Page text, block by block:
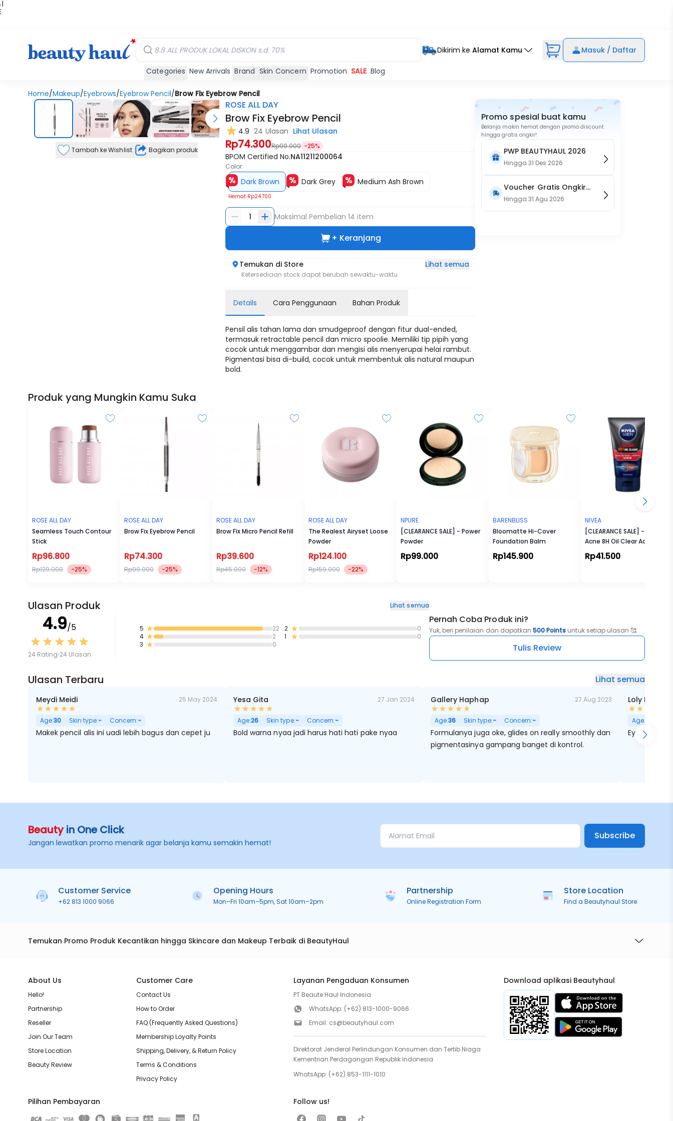
|
Dikirim ke Alamat Kamu Masuk / Daftar
Categories New Arrivals Brand Skin Concern Promotion SALE Blog
Home/Makeup/Eyebrows/Eyebrow Pencil/Brow Fix Eyebrow Pencil
Tambah ke Wishlist Bagikan produk
ROSE ALL DAY
Brow Fix Eyebrow Pencil
4.9 24 Ulasan Lihat Ulasan
Rp74.300Rp99.000 -25%
BPOM Certified No.NA11211200064
Color:
Dark Brown
Hemat Rp24.700
Dark Grey Medium Ash Brown
1 Maksimal Pembelian14 item
+ Keranjang
Temukan di Store Lihat semua
Ketersediaan stock dapat berubah sewaktu-waktu
Details Cara Penggunaan Bahan Produk
Pensil alis tahan lama dan smudgeproof dengan fitur dual-ended,
termasuk retractable pencil dan micro spoolie. Memiliki tip pipih yang
cocok untuk menggambar dan mengisi alis menyerupai helai rambut.
Pigmentasi bisa di-build, cocok untuk membentuk alis natural maupun
bold.
Promo spesial buat kamu
Belanja makin hemat dengan promo discount
hingga gratis ongkir!
PWP BEAUTYHAUL 2026
Hingga31 Des 2026
Voucher Gratis Ongkir
15RB (Only on Website)
Hingga31 Agu 2026
Produk yang Mungkin Kamu Suka
ROSE ALL DAY
Seamless Touch Contour
Stick
Rp96.800
Rp129.000 -25%
ROSE ALL DAY
Brow Fix Eyebrow Pencil
Rp74.300
Rp99.000 -25%
ROSE ALL DAY
Brow Fix Micro Pencil Refill
Rp39.600
Rp45.000 -12%
ROSE ALL DAY
The Realest Airyset Loose
Powder
Rp124.100
Rp159.000 -22%
NPURE
[CLEARANCE SALE] - Power
Powder
Rp99.000
BARENBLISS
Bloomatte Hi-Cover
Foundation Balm
Rp145.900
NIVEA
[CLEARANCE SALE] - MEN
Acne 8H Oil Clear Acne
Defense + Purify Scrub
100ml
Rp41.500
Ulasan Produk Lihat semua
4.9/5
24 Rating 24 Ulasan
5
22
4
2
3
0
2
0
1
0
Pernah Coba Produk ini?
Yuk, beri penilaian dan dapatkan 500 Points untuk setiap ulasan 🥰
Tulis Review
Ulasan Terbaru Lihat semua
Meydi Meidi 25 May 2024
Age:30 Skin type:- Concern:-
Makek pencil alis ini uadi lebih bagus dan cepet ju
Yesa Gita 27 Jan 2024
Age:26 Skin type:- Concern:-
Bold warna nyaa jadi harus hati hati pake nyaa
Gallery Haphap 27 Aug 2023
Age:36 Skin type:- Concern:-
Formulanya juga oke, glides on really smoothly dan
pigmentasinya gampang banget di kontrol.
Loly Marisha
Age:
Eyebrow
Beautyin One Click
Jangan lewatkan promo menarik agar belanja kamu semakin hemat!
Subscribe
Customer Service
+62 813 1000 9066
Opening Hours
Mon–Fri 10am–5pm, Sat 10am–2pm
Partnership
Online Registration Form
Store Location
Find a Beautyhaul Store
Temukan Promo Produk Kecantikan hingga Skincare dan Makeup Terbaik di BeautyHaul
About Us
Hello!
Partnership
Reseller
Join Our Team
Store Location
Beauty Review
Customer Care
Contact Us
How to Order
FAQ (Frequently Asked Questions)
Membership Loyalty Points
Shipping, Delivery, & Return Policy
Terms & Conditions
Privacy Policy
Layanan Pengaduan Konsumen
PT Beaute Haul Indonesia
WhatsApp: (+62) 813-1000-9066
Email: cs@beautyhaul.com
Direktorat Jenderal Perlindungan Konsumen dan Tertib Niaga
Kementrian Perdagangan Republik Indonesia
WhatsApp: (+62) 853-1111-1010
Download aplikasi Beautyhaul
Pilihan Pembayaran Follow us!